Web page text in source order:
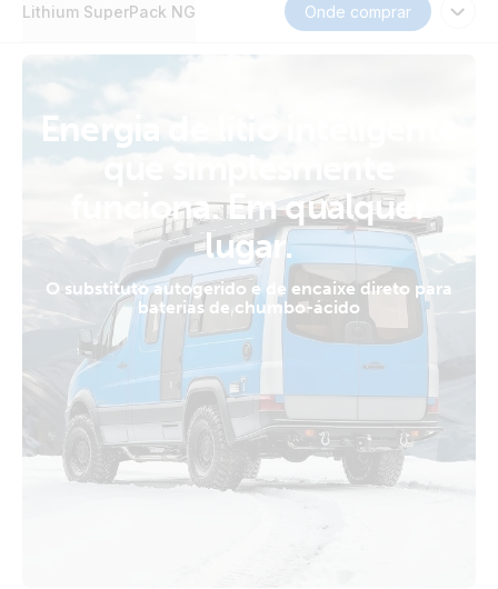
Lithium SuperPack NG Onde comprar
Energia de lítio inteligente
que simplesmente
funciona. Em qualquer
lugar.
O substituto autogerido e de encaixe direto para
baterias de chumbo-ácido